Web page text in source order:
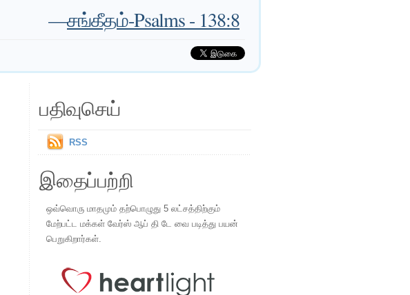
—சங்கீதம்-Psalms - 138:8
பதிவுசெய்
RSS
இதைப்பற்றி
ஒவ்வொரு மாதமும் தற்பொழுது 5 லட்சத்திற்கும்
மேற்பட்ட மக்கள் வேர்ஸ் ஆப் தி டே வை படித்து பயன்
பெறுகிறார்கள்.